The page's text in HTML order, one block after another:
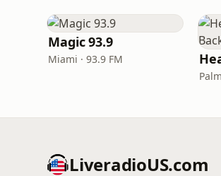
Magic 93.9
Miami · 93.9 FM
LiveradioUS.com